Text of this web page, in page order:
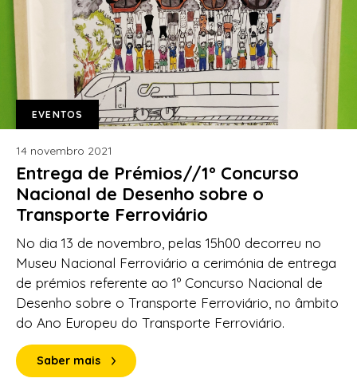
EVENTOS
14 novembro 2021
Entrega de Prémios//1º Concurso
Nacional de Desenho sobre o
Transporte Ferroviário
No dia 13 de novembro, pelas 15h00 decorreu no
Museu Nacional Ferroviário a cerimónia de entrega
de prémios referente ao 1º Concurso Nacional de
Desenho sobre o Transporte Ferroviário, no âmbito
do Ano Europeu do Transporte Ferroviário.
Saber mais